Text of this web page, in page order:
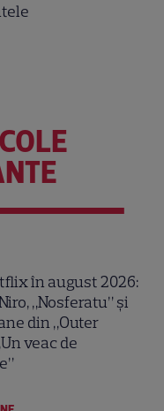
în august 2026:
„Nosferatu” și
din „Outer
veac de